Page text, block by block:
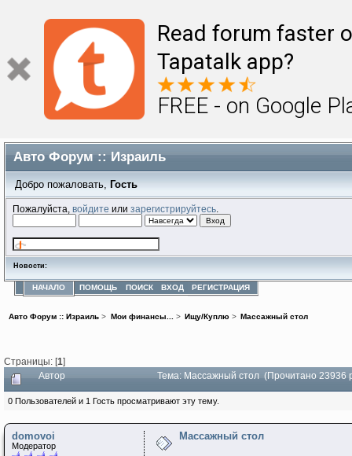
Read forum faster
Tapatalk app?
FREE - on Google
Авто Форум :: Израиль
Добро пожаловать, Гость
Пожалуйста,войдите илизарегистрируйтесь
Новости:
НАЧАЛО ПОМОЩЬ ПОИСК ВХОД РЕГИСТРАЦИЯ
Авто Форум :: Израиль > Мои финансы...> Ищу/Куплю> Массажный стол
Страницы: [1]
Автор Тема: Массажный стол (Прочитано 23936
0 Пользователей и 1 Гость просматривают эту тему.
domovoi
Модератор
Массажный стол